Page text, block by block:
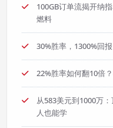
100GB订单流揭开纳
燃料
30%胜率，1300%回
22%胜率如何翻10倍
从583美元到1000万
人也能学